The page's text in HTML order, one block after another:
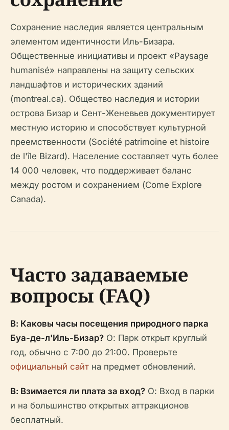
Сохранение наследия является центральным
элементом идентичности Иль-Бизара.
Общественные инициативы и проект «Paysage
humanisé» направлены на защиту сельских
ландшафтов и исторических зданий
(montreal.ca). Общество наследия и истории
острова Бизар и Сент-Женевьев документирует
местную историю и способствует культурной
преемственности (Société patrimoine et histoire
de l'île Bizard). Население составляет чуть более
14 000 человек, что поддерживает баланс
между ростом и сохранением (Come Explore
Canada).
Часто задаваемые
вопросы (FAQ)
В: Каковы часы посещения природного парка
Буа-де-л'Иль-Бизар? О: Парк открыт круглый
год, обычно с 7:00 до 21:00. Проверьте
официальный сайт на предмет обновлений.
В: Взимается ли плата за вход? О: Вход в парки
и на большинство открытых аттракционов
бесплатный.